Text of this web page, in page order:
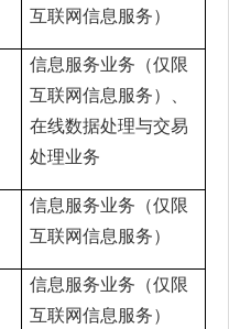
互联网信息服务）
信息服务业务（仅限
互联网信息服务）、
在线数据处理与交易
处理业务
信息服务业务（仅限
互联网信息服务）
信息服务业务（仅限
互联网信息服务）